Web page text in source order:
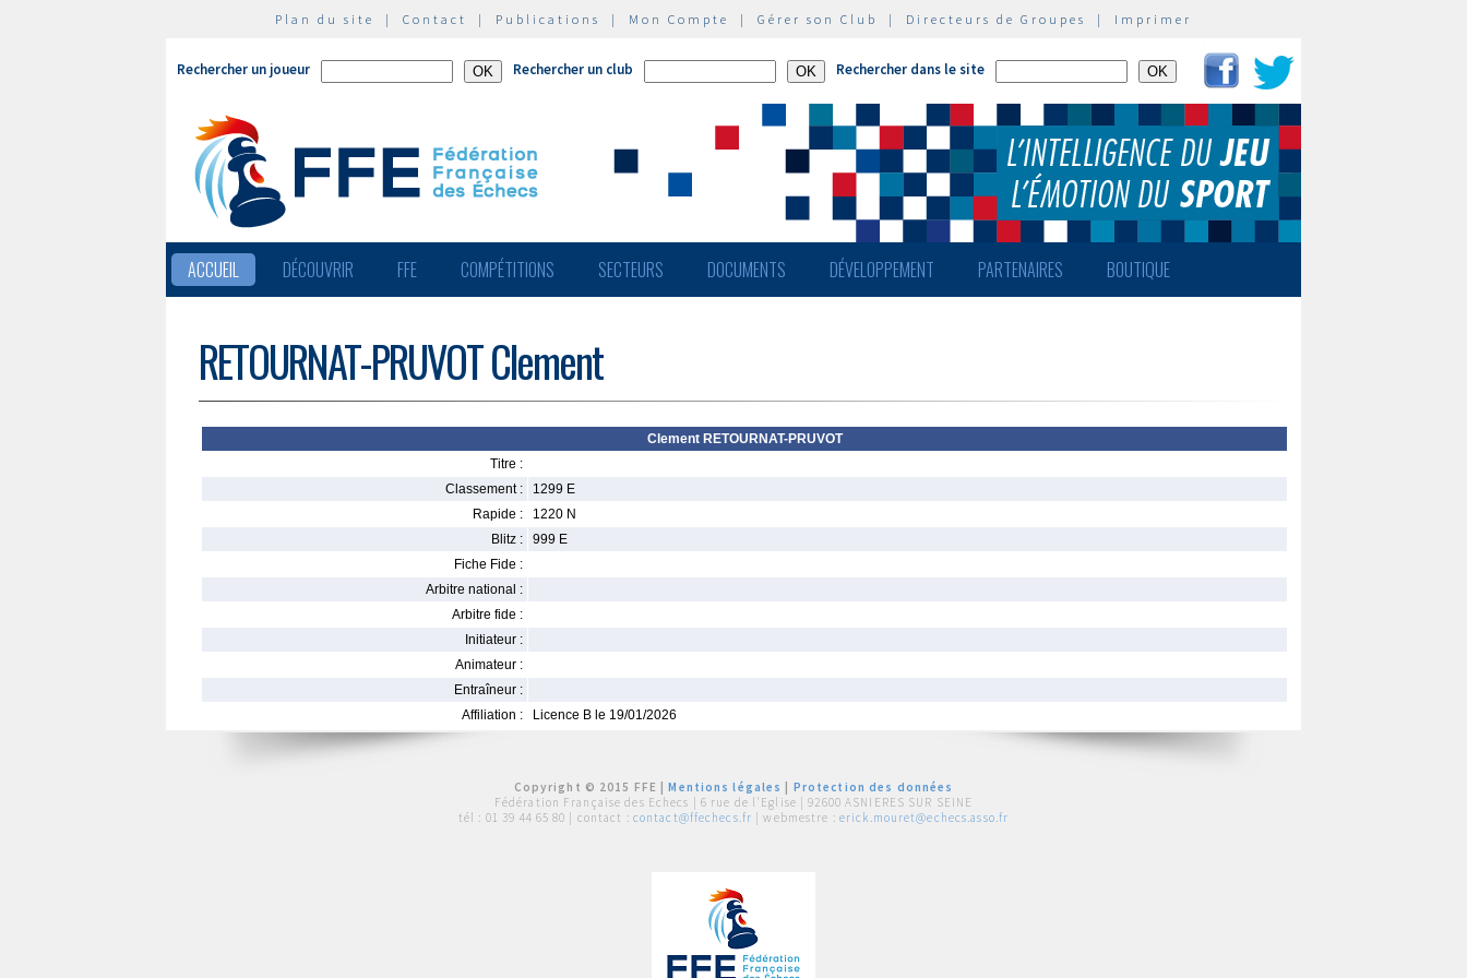
Plan du site | Contact | Publications | Mon Compte | Gérer son Club | Directeurs de Groupes | Imprimer
Rechercher un joueur Rechercher un club Rechercher dans le site
ACCUEIL DÉCOUVRIR FFE COMPÉTITIONS SECTEURS DOCUMENTS DÉVELOPPEMENT PARTENAIRES BOUTIQUE
RETOURNAT-PRUVOT Clement
Clement RETOURNAT-PRUVOT
Titre :
Classement :
1299 E
Rapide :
1220 N
Blitz :
999 E
Fiche Fide :
Arbitre national :
Arbitre fide :
Initiateur :
Animateur :
Entraîneur :
Affiliation :
Licence B le 19/01/2026
Copyright © 2015 FFE |Mentions légales
Protection des données
Fédération Française des Echecs | 6 rue de l'Eglise | 92600 ASNIERES SUR SEINE
tél : 01 39 44 65 80 | contact : contact@ffechecs.fr | webmestre : erick.mouret@echecs.asso.fr